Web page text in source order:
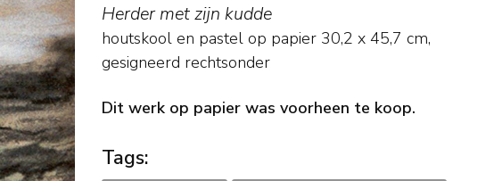
Herder met zijn kudde
houtskool en pastel op papier 30,2 x 45,7 cm,
gesigneerd rechtsonder
Dit werk op papier was voorheen te koop.
Tags: